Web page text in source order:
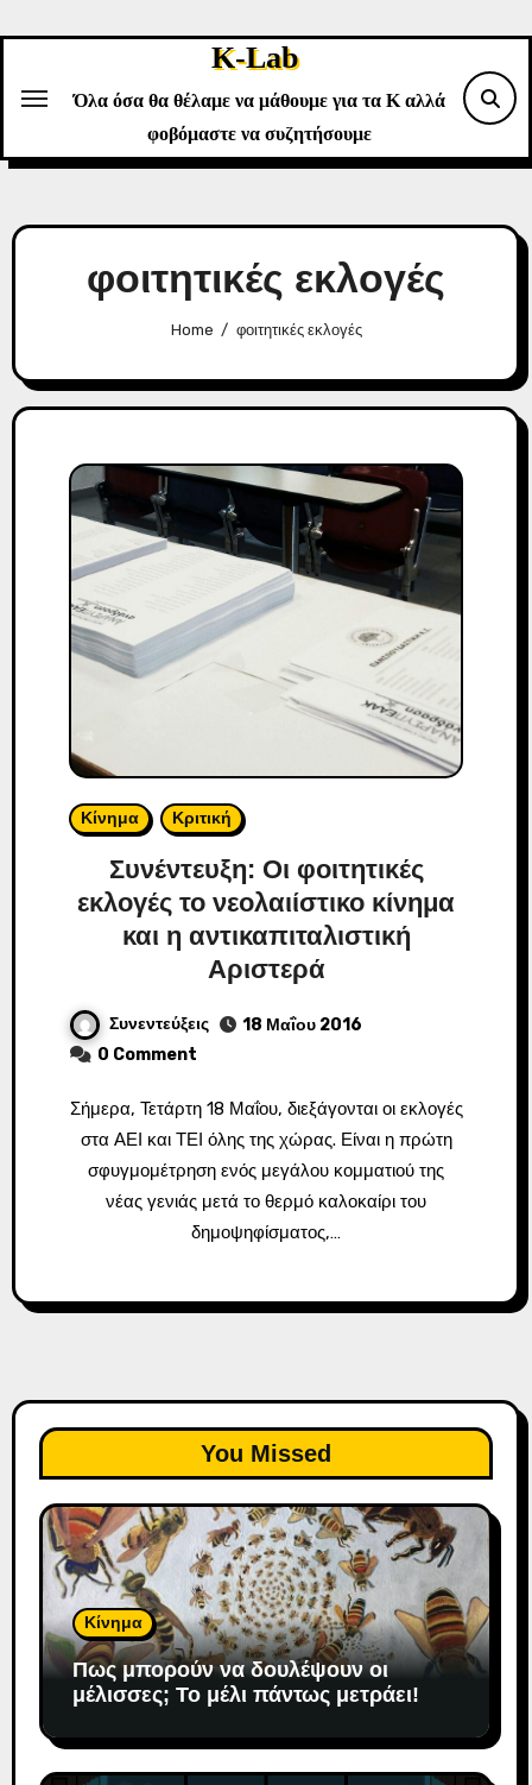
K-Lab
Όλα όσα θα θέλαμε να μάθουμε για τα Κ αλλά
φοβόμαστε να συζητήσουμε
φοιτητικές εκλογές
Home φοιτητικές εκλογές
Κίνημα Κριτική
Συνέντευξη: Οι φοιτητικές
εκλογές το νεολαιίστικο κίνημα
και η αντικαπιταλιστική
Αριστερά
Συνεντεύξεις
18 Μαΐου 2016
0 Comment
Σήμερα, Τετάρτη 18 Μαΐου, διεξάγονται οι εκλογές
στα ΑΕΙ και ΤΕΙ όλης της χώρας. Είναι η πρώτη
σφυγμομέτρηση ενός μεγάλου κομματιού της
νέας γενιάς μετά το θερμό καλοκαίρι του
δημοψηφίσματος,…
You Missed
Κίνημα
Πως μπορούν να δουλέψουν οι
μέλισσες; To μέλι πάντως μετράει!